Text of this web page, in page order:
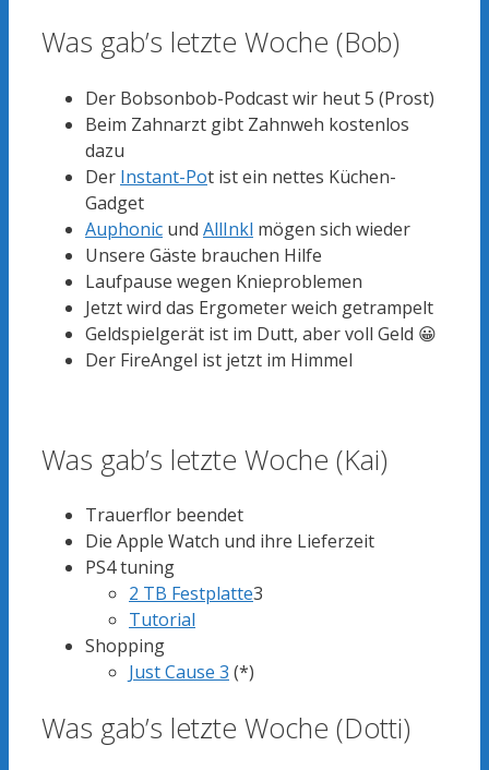
Was gab’s letzte Woche (Bob)
Der Bobsonbob-Podcast wir heut 5 (Prost)
Beim Zahnarzt gibt Zahnweh kostenlos
dazu
Der Instant-Pot ist ein nettes Küchen-
Gadget
Auphonic und AllInkl mögen sich wieder
Unsere Gäste brauchen Hilfe
Laufpause wegen Knieproblemen
Jetzt wird das Ergometer weich getrampelt
Geldspielgerät ist im Dutt, aber voll Geld 😀
Der FireAngel ist jetzt im Himmel
Was gab’s letzte Woche (Kai)
Trauerflor beendet
Die Apple Watch und ihre Lieferzeit
PS4 tuning
2 TB Festplatte3
Tutorial
Shopping
Just Cause 3 (*)
Was gab’s letzte Woche (Dotti)